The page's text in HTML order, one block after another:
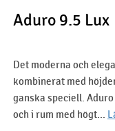
Aduro 9.5 Lux
Det moderna och
kombinerat med
ganska speciell.
och i rum med högt...